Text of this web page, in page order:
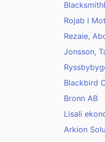
Rojab I
Rezaie,
Jonsson,
Blackbird
Bronn AB
Lisali
Arkion